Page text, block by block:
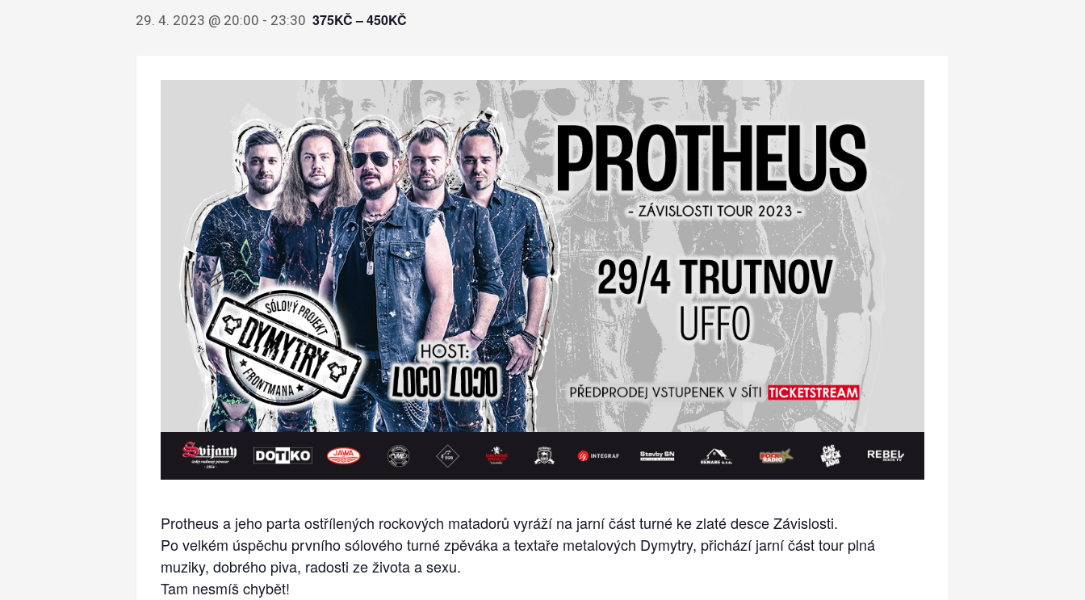
29. 4. 2023 @ 20:00 - 23:30 375KČ – 450KČ
Protheus a jeho parta ostřílených rockových matadorů vyráží na jarní část turné ke zlaté desce Závislosti.
Po velkém úspěchu prvního sólového turné zpěváka a textaře metalových Dymytry, přichází jarní část tour plná
muziky, dobrého piva, radosti ze života a sexu.
Tam nesmíš chybět!